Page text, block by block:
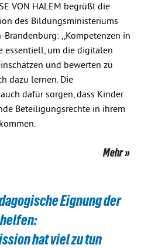
VON HALEM begrüßt die
des Bildungsministeriums
,,Kompetenzen in
essentiell, um die digitalen
und bewerten zu
dazu lernen. Die
dafür sorgen, dass Kinder
Beteiligungsrechte in ihrem
Mehr
Eignung der
hat viel zu tun